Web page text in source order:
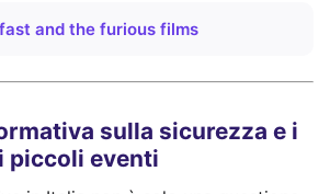
fast and the furious films
sulla sicurezza e i
piccoli eventi